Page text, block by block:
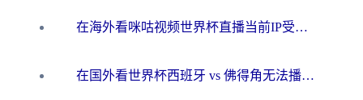
在海外看咪咕视频世界杯直播当前IP受限制？这篇指南帮你搞定所有体育赛事观看难题
在国外看世界杯西班牙 vs 佛得角无法播放？这篇指南帮你解锁所有中文体育直播